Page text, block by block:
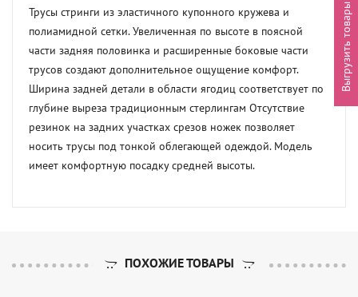
Трусы стринги из эластичного купонного кружева и
полиамидной сетки. Увеличенная по высоте в поясной
части задняя половинка и расширенные боковые части
трусов создают дополнительное ощущение комфорт.
Ширина задней детали в области ягодиц соответствует по
глубине выреза традиционным стерлингам Отсутствие
резинок на задних участках срезов ножек позволяет
носить трусы под тонкой облегающей одеждой. Модель
имеет комфортную посадку средней высоты.
ПОХОЖИЕ ТОВАРЫ
Выгрузить товары